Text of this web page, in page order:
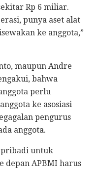
Rp 6 miliar.
punya aset alat
ke anggota,”
maupun Andre
bahwa
perlu
ke asosiasi
pengurus
anggota.
pribadi untuk
depan APBMI harus